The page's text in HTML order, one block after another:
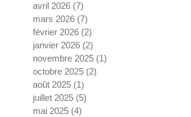
avril 2026 (7)
mars 2026 (7)
février 2026 (2)
janvier 2026 (2)
novembre 2025 (1)
octobre 2025 (2)
août 2025 (1)
juillet 2025 (5)
mai 2025 (4)